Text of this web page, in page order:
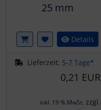
25 mm
Details
Lieferzeit: 5-7 Tage*
0,21 EUR
inkl. 19 % MwSt. zzgl.